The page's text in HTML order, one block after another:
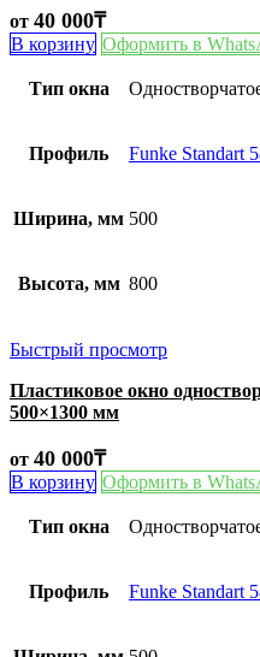
от 40 000₸
В корзину Оформить в
Тип окна
Профиль Funke Standart
Ширина, мм 500
Высота, мм 800
Быстрый просмотр
Пластиковое окно
500×1300 мм
от 40 000₸
В корзину Оформить в
Тип окна
Профиль Funke Standart